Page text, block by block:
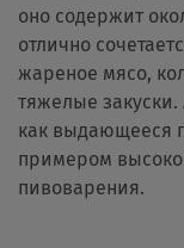
оно содержит
отлично
жареное мясо,
тяжелые
как выдающееся
примером
пивоварения.